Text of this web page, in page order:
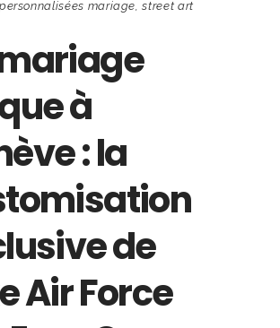
mariage,street art
à
: la
de
Air Force